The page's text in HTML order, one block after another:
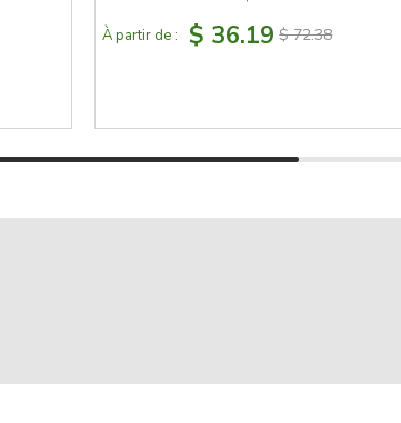
À partir de : $ 36.19 $ 72.38